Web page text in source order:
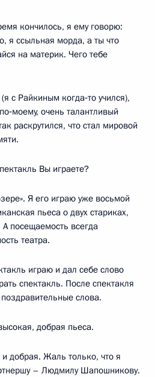
кончилось, я ему говорю:
я ссыльная морда, а ты что
на материк. Чего тебе
с Райкиным когда‑то учился),
очень талантливый
раскрутился, что стал мировой
Вы играете?
Я его играю уже восьмой
пьеса о двух стариках,
посещаемость всегда
театра.
играю и дал себе слово
спектакль. После спектакля
слова.
добрая пьеса.
добрая. Жаль только, что я
– Людмилу Шапошникову.